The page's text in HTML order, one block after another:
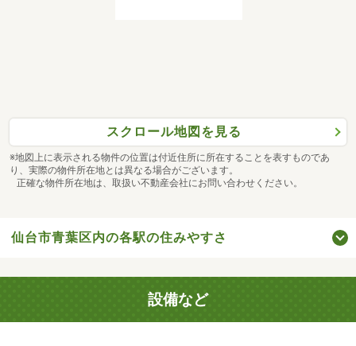
スクロール地図を見る
※地図上に表示される物件の位置は付近住所に所在することを表すものであ
り、実際の物件所在地とは異なる場合がございます。
正確な物件所在地は、取扱い不動産会社にお問い合わせください。
仙台市青葉区内の各駅の住みやすさ
設備など